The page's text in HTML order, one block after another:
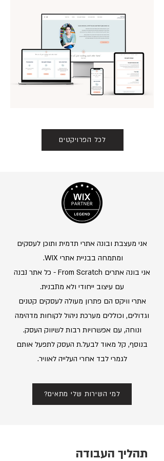
לכל הפרויקטים
אני מעצבת ובונה אתרי תדמית ותוכן לעסקים
ומתמחה בבניית אתרי WIX.
אני בונה אתרים From Scratch - כל אתר נבנה
עם עיצוב ייחודי ולא מתבנית.
אתרי וויקס הם פתרון מעולה לעסקים קטנים
וגדולים, וכוללים מערכת ניהול לקוחות מדהימה
ונוחה, עם אפשרויות רבות לשיווק העסק.
בנוסף, קל מאוד לבעל.ת העסק לתפעל אותם
לגמרי לבד אחרי העלייה לאוויר.
?למי השירות שלי מתאים
תהליך העבודה